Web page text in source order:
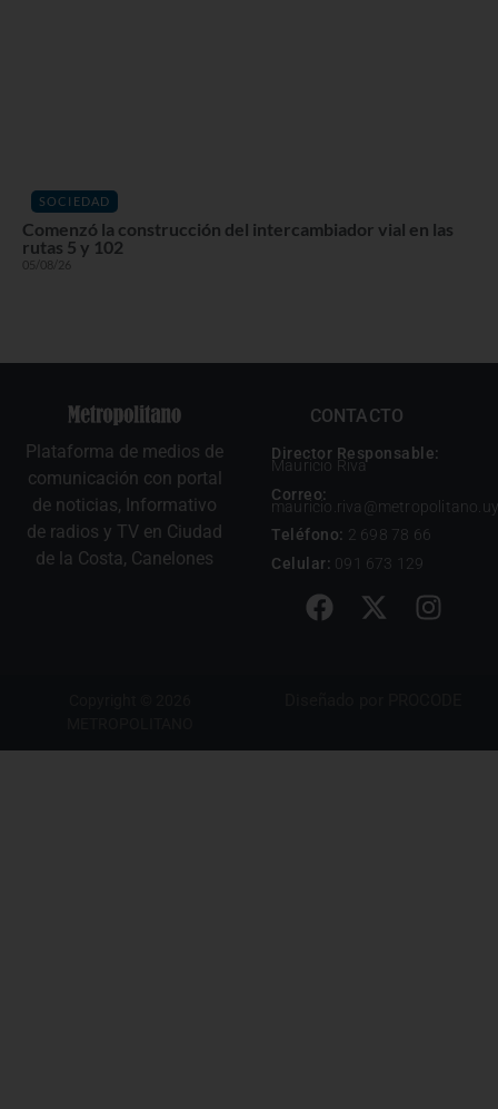
SOCIEDAD
Comenzó la construcción del intercambiador vial en las
rutas 5 y 102
05/08/26
Plataforma de medios de
comunicación con portal
de noticias, Informativo
de radios y TV en Ciudad
de la Costa, Canelones
CONTACTO
Director Responsable:
Mauricio Riva
Correo:
mauricio.riva@metropolitano.uy
Teléfono: 2 698 78 66
Celular: 091 673 129